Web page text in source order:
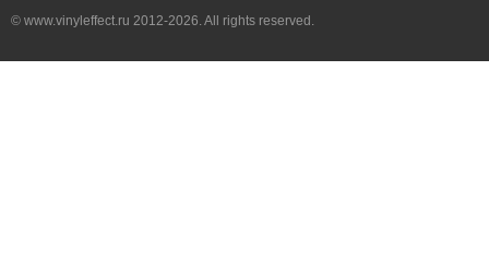
© www.vinyleffect.ru 2012-2026. All rights reserved.